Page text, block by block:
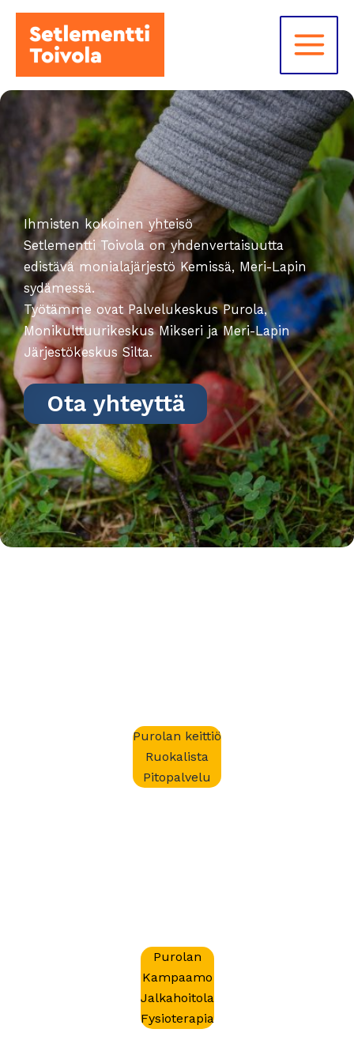
Siirry
sisältöön
Ihmisten kokoinen yhteisö
Setlementti Toivola on yhdenvertaisuutta
edistävä monialajärjestö Kemissä, Meri-Lapin
sydämessä.
Työtämme ovat Palvelukeskus Purola,
Monikulttuurikeskus Mikseri ja Meri-Lapin
Järjestökeskus Silta.
Ota yhteyttä
Purolan keittiö
Ruokalista
Pitopalvelu
Purolan
Kampaamo
Jalkahoitola
Fysioterapia